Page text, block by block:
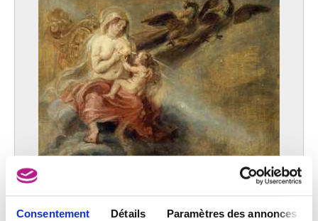
Consentement Détails Paramètres des annonces